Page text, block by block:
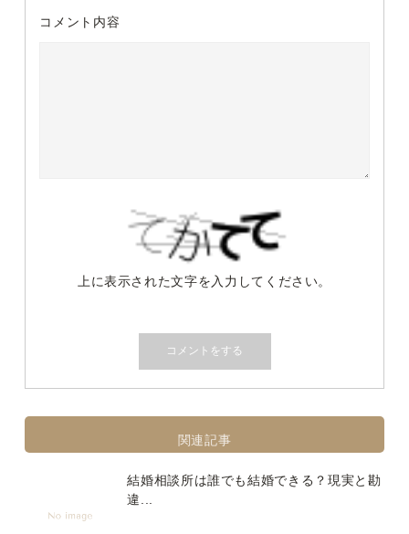
コメント内容
上に表示された文字を入力してください。
関連記事
結婚相談所は誰でも結婚できる？現実と勘
違...